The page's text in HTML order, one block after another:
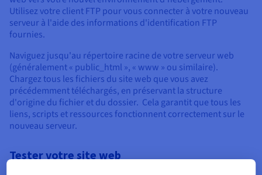
Utilisez votre client FTP pour vous connecter à votre nouveau
serveur à l'aide des informations d'identification FTP
fournies.
Naviguez jusqu'au répertoire racine de votre serveur web
(généralement « public_html », « www » ou similaire).
Chargez tous les fichiers du site web que vous avez
précédemment téléchargés, en préservant la structure
d'origine du fichier et du dossier. Cela garantit que tous les
liens, scripts et ressources fonctionnent correctement sur le
nouveau serveur.
Tester votre site web